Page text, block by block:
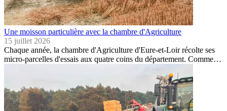
Une moisson particulière avec la chambre d'Agriculture
15 juillet 2026
Chaque année, la chambre d'Agriculture d'Eure-et-Loir récolte ses
micro-parcelles d'essais aux quatre coins du département. Comme…